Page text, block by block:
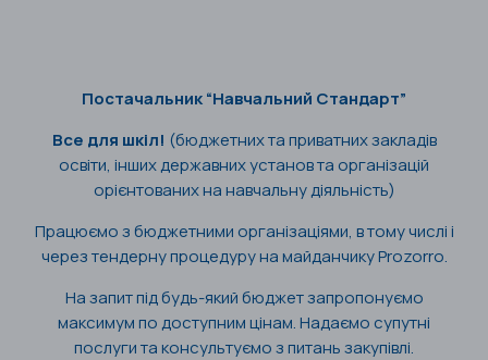
Постачальник “Навчальний Стандарт”
Все для шкіл! (бюджетних та приватних закладів
освіти, інших державних установ та організацій
орієнтованих на навчальну діяльність)
Працюємо з бюджетними організаціями, в тому числі і
через тендерну процедуру на майданчику Prozorro.
На запит під будь-який бюджет запропонуємо
максимум по доступним цінам. Надаємо супутні
послуги та консультуємо з питань закупівлі.